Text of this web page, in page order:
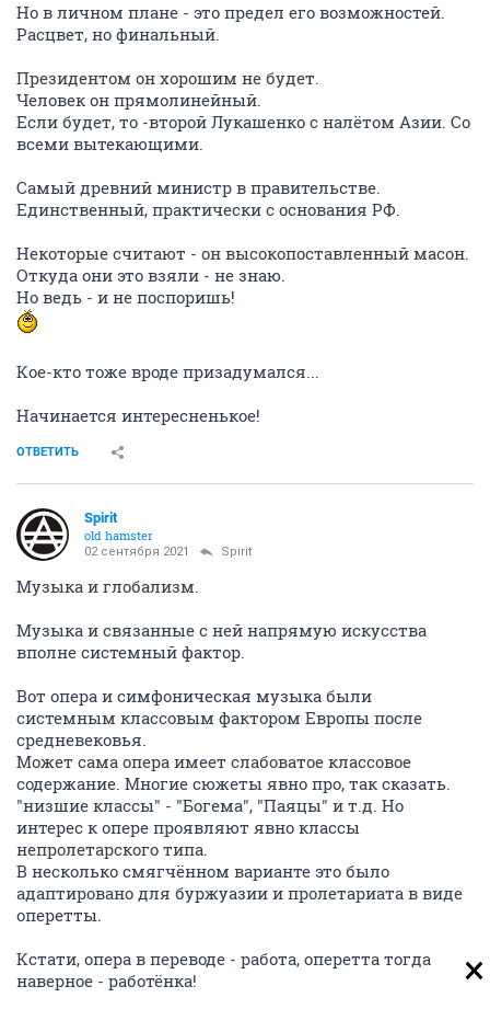
Но в личном плане - это предел его возможностей.
Расцвет, но финальный.
Президентом он хорошим не будет.
Человек он прямолинейный.
Если будет, то -второй Лукашенко с налётом Азии. Со
всеми вытекающими.
Самый древний министр в правительстве.
Единственный, практически с основания РФ.
Некоторые считают - он высокопоставленный масон.
Откуда они это взяли - не знаю.
Но ведь - и не поспоришь!
Кое-кто тоже вроде призадумался...
Начинается интересненькое!
ОТВЕТИТЬ
Spirit
old hamster
02 сентября 2021 Spirit
Музыка и глобализм.
Музыка и связанные с ней напрямую искусства
вполне системный фактор.
Вот опера и симфоническая музыка были
системным классовым фактором Европы после
средневековья.
Может сама опера имеет слабоватое классовое
содержание. Многие сюжеты явно про, так сказать.
"низшие классы" - "Богема", "Паяцы" и т.д. Но
интерес к опере проявляют явно классы
непролетарского типа.
В несколько смягчённом варианте это было
адаптировано для буржуазии и пролетариата в виде
оперетты.
Кстати, опера в переводе - работа, оперетта тогда
наверное - работёнка!